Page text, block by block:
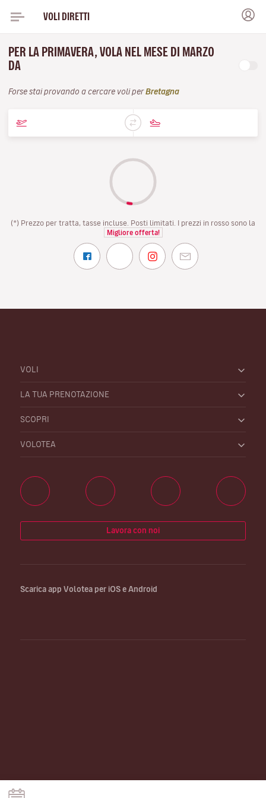
VOLI DIRETTI
PER LA PRIMAVERA, VOLA NEL MESE DI MARZO
DA
Forse stai provando a cercare voli perBretagna
(*) Prezzo per tratta, tasse incluse. Posti limitati. I prezzi in rosso sono la
Migliore offerta!
VOLI
LA TUA PRENOTAZIONE
SCOPRI
VOLOTEA
Lavora con noi
Scarica app Volotea per iOS e Android